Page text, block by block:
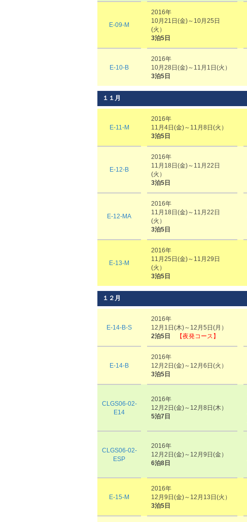
E-09-M
2016年
10月21日(金)～10月25日
(火）
3泊5日
E-10-B
2016年
10月28日(金)～11月1日(火）
3泊5日
１１月
E-11-M
2016年
11月4日(金)～11月8日(火）
3泊5日
E-12-B
2016年
11月18日(金)～11月22日
(火）
3泊5日
E-12-MA
2016年
11月18日(金)～11月22日
(火）
3泊5日
E-13-M
2016年
11月25日(金)～11月29日
(火）
3泊5日
１２月
E-14-B-S
2016年
12月1日(木)～12月5日(月）
2泊5日
【夜発コース】
E-14-B
2016年
12月2日(金)～12月6日(火）
3泊5日
CLGS06-02-
E14
2016年
12月2日(金)～12月8日(木）
5泊7日
CLGS06-02-
ESP
2016年
12月2日(金)～12月9日(金）
6泊8日
E-15-M
2016年
12月9日(金)～12月13日(火）
3泊5日